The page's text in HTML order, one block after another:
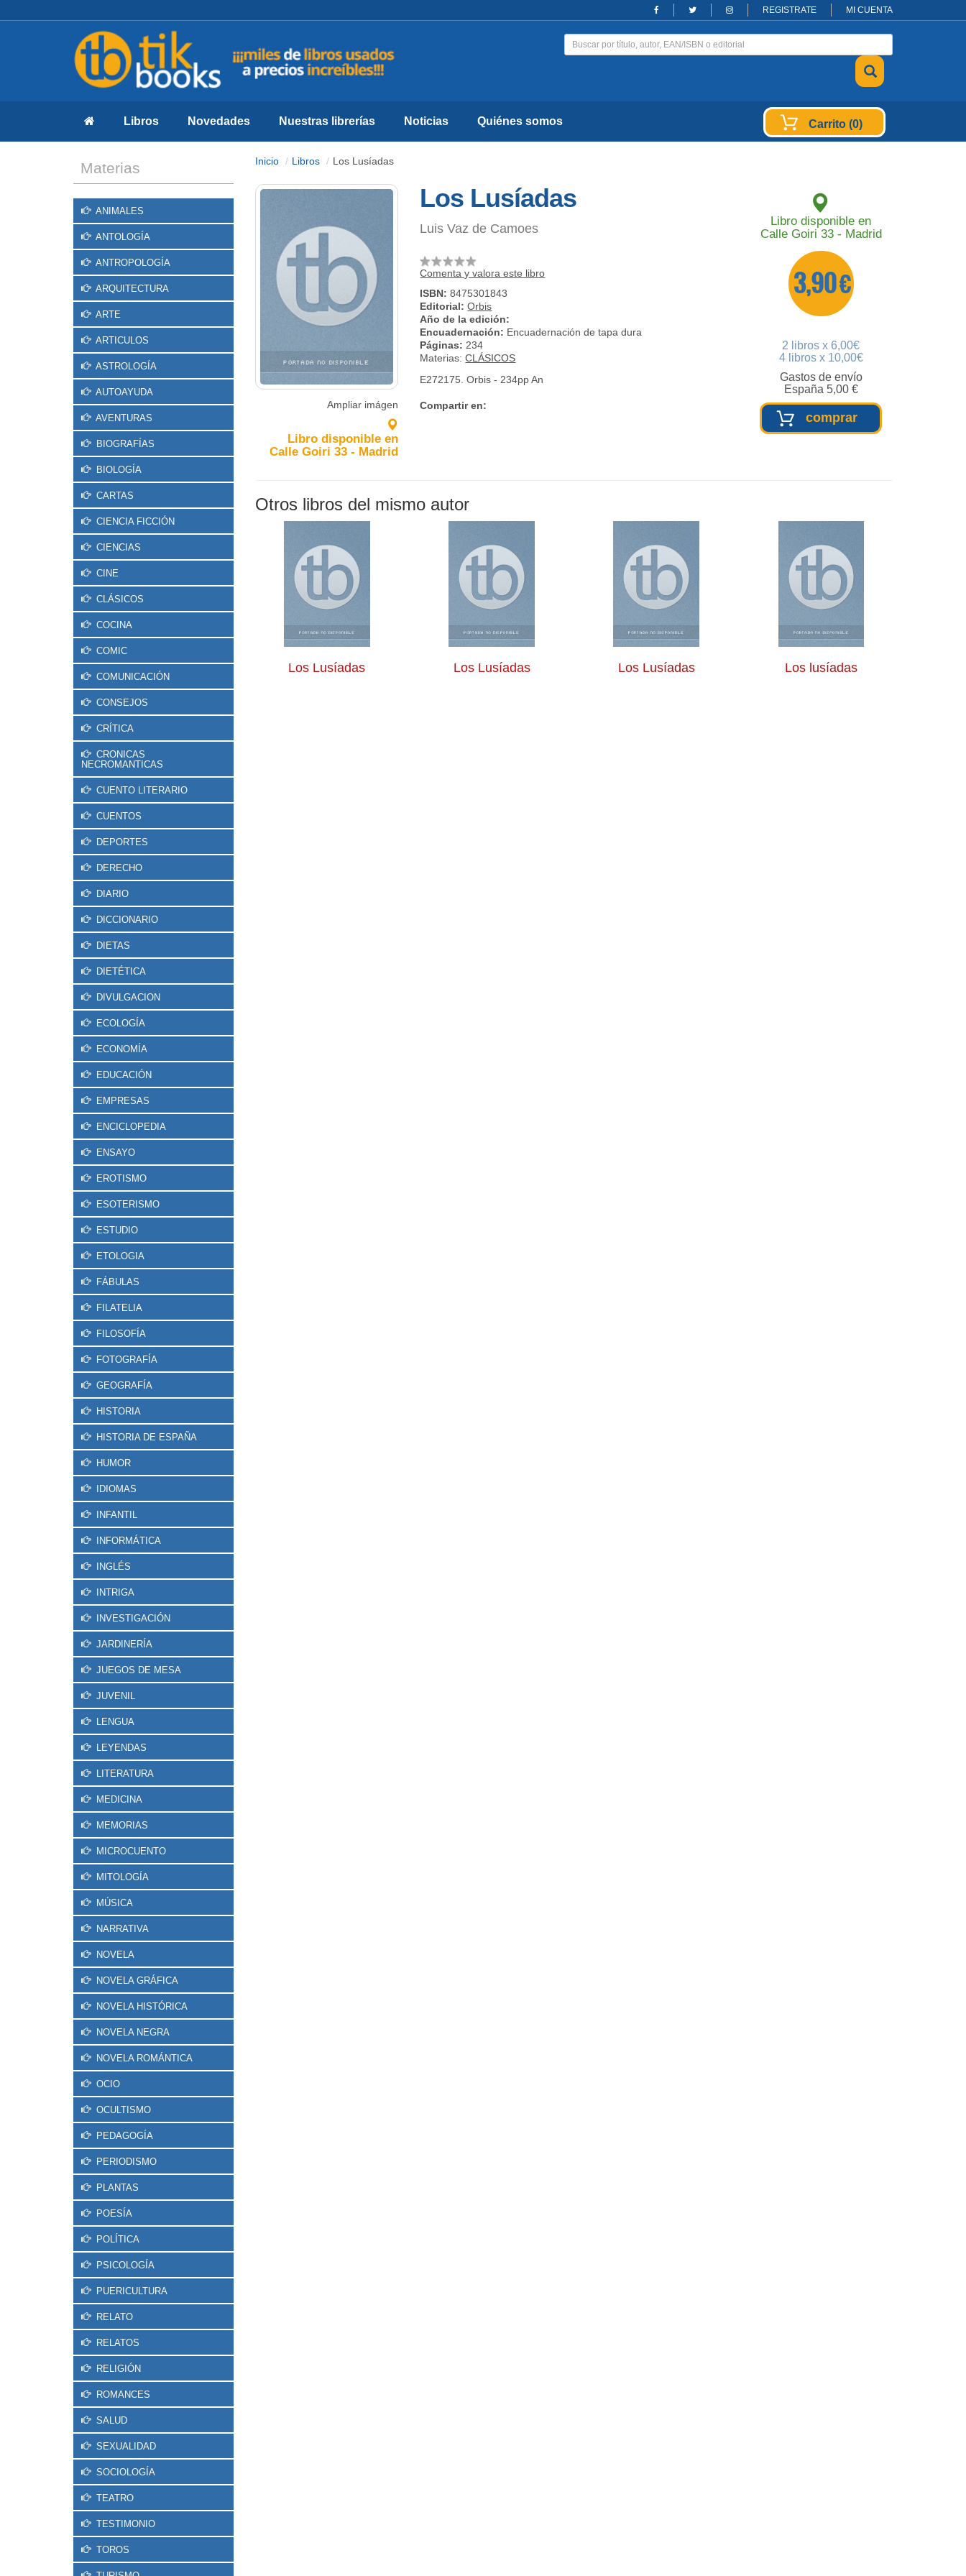
REGISTRATE MI CUENTA
Libros Novedades Nuestras librerías Noticias Quiénes somos Carrito (0)
Materias
ANIMALES
ANTOLOGÍA
ANTROPOLOGÍA
ARQUITECTURA
ARTE
ARTICULOS
ASTROLOGÍA
AUTOAYUDA
AVENTURAS
BIOGRAFÍAS
BIOLOGÍA
CARTAS
CIENCIA FICCIÓN
CIENCIAS
CINE
CLÁSICOS
COCINA
COMIC
COMUNICACIÓN
CONSEJOS
CRÍTICA
CRONICAS
NECROMANTICAS
CUENTO LITERARIO
CUENTOS
DEPORTES
DERECHO
DIARIO
DICCIONARIO
DIETAS
DIETÉTICA
DIVULGACION
ECOLOGÍA
ECONOMÍA
EDUCACIÓN
EMPRESAS
ENCICLOPEDIA
ENSAYO
EROTISMO
ESOTERISMO
ESTUDIO
ETOLOGIA
FÁBULAS
FILATELIA
FILOSOFÍA
FOTOGRAFÍA
GEOGRAFÍA
HISTORIA
HISTORIA DE ESPAÑA
HUMOR
IDIOMAS
INFANTIL
INFORMÁTICA
INGLÉS
INTRIGA
INVESTIGACIÓN
JARDINERÍA
JUEGOS DE MESA
JUVENIL
LENGUA
LEYENDAS
LITERATURA
MEDICINA
MEMORIAS
MICROCUENTO
MITOLOGÍA
MÚSICA
NARRATIVA
NOVELA
NOVELA GRÁFICA
NOVELA HISTÓRICA
NOVELA NEGRA
NOVELA ROMÁNTICA
OCIO
OCULTISMO
PEDAGOGÍA
PERIODISMO
PLANTAS
POESÍA
POLÍTICA
PSICOLOGÍA
PUERICULTURA
RELATO
RELATOS
RELIGIÓN
ROMANCES
SALUD
SEXUALIDAD
SOCIOLOGÍA
TEATRO
TESTIMONIO
TOROS
Inicio Libros Los Lusíadas
Ampliar imágen
Libro disponible en
Calle Goiri 33 - Madrid
Los Lusíadas
Luis Vaz de Camoes
Comenta y valora este libro
ISBN:8475301843
Editorial:Orbis
Año de la edición:
Encuadernación: Encuadernación de tapa dura
Páginas: 234
Materias:CLÁSICOS
E272175. Orbis - 234pp An
Compartir en:
Libro disponible en
Calle Goiri 33 - Madrid
3,90 €
2 libros x 6,00€
4 libros x 10,00€
Gastos de envío
España 5,00 €
comprar
Otros libros del mismo autor
Los Lusíadas Los Lusíadas Los Lusíadas Los lusíadas